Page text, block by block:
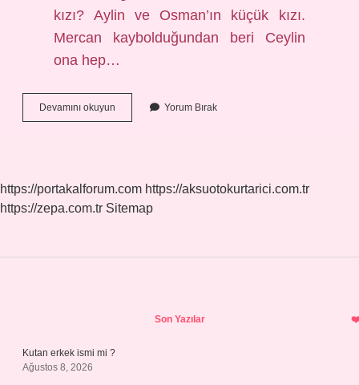
kızı? Aylin ve Osman’ın küçük kızı.
Mercan kaybolduğundan beri Ceylin
ona hep…
Devamını okuyun
Kim
Yorum Bırak
https://portakalforum.com https://aksuotokurtarici.com.tr
https://zepa.com.tr Sitemap
Son Yazılar
Kutan erkek ismi mi ?
Ağustos 8, 2026